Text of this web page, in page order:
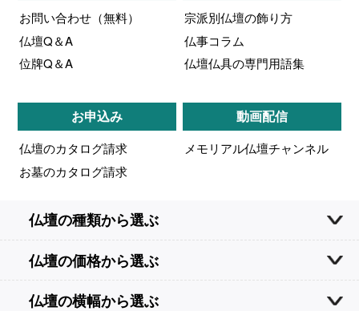
お問い合わせ（無料）
仏壇Q＆A
位牌Q＆A
宗派別仏壇の飾り方
仏事コラム
仏壇仏具の専門用語集
お申込み
仏壇のカタログ請求
お墓のカタログ請求
動画配信
メモリアル仏壇チャンネル
仏壇の種類から選ぶ
仏壇の価格から選ぶ
仏壇の横幅から選ぶ